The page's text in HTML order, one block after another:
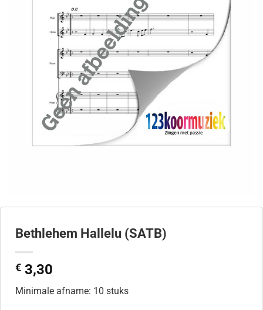
Bethlehem Hallelu (SATB)
€ 3,30
Minimale afname: 10 stuks